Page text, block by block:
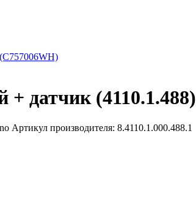
датчик (4110.1.488)
Артикул производителя: 8.4110.1.000.488.1